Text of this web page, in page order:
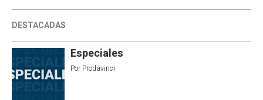
DESTACADAS
Especiales
Por Prodavinci